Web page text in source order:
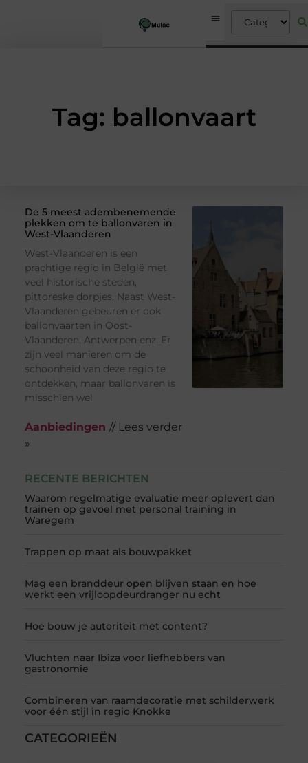
Tag: ballonvaart
RECENTE BERICHTEN
Waarom regelmatige evaluatie meer oplevert dan
trainen op gevoel met personal training in
Waregem
Trappen op maat als bouwpakket
Mag een branddeur open blijven staan en hoe
werkt een vrijloopdeurdranger nu echt
Hoe bouw je autoriteit met content?
Vluchten naar Ibiza voor liefhebbers van
gastronomie
Combineren van raamdecoratie met schilderwerk
voor één stijl in regio Knokke
CATEGORIEËN
De 5 meest adembenemende
plekken om te ballonvaren in
West-Vlaanderen
West-Vlaanderen is een
prachtige regio in België met
veel historische steden,
pittoreske dorpjes. Naast West-
Vlaanderen gebeuren er ook
ballonvaarten in Oost-
Vlaanderen, Antwerpen enz. Er
zijn veel manieren om de
schoonheid van deze regio te
ontdekken, maar ballonvaren is
misschien wel
Aanbiedingen // Lees verder
»